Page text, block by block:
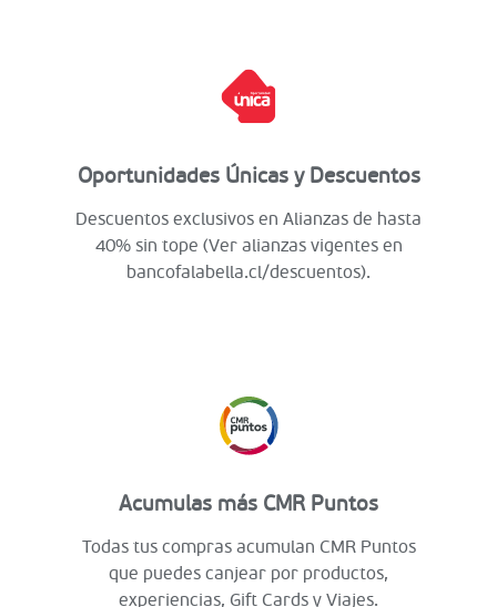
Oportunidades Únicas y Descuentos
Descuentos exclusivos en Alianzas de hasta
40% sin tope (Ver alianzas vigentes en
bancofalabella.cl/descuentos).
Acumulas más CMR Puntos
Todas tus compras acumulan CMR Puntos
que puedes canjear por productos,
experiencias, Gift Cards y Viajes.